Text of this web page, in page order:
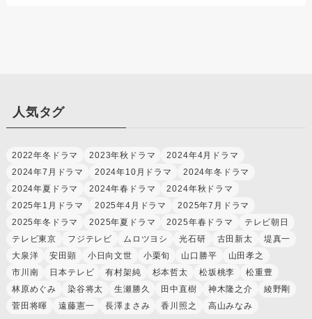
人気タグ
2022年冬ドラマ 2023年秋ドラマ
2024年4月ドラマ
2024年7月ドラマ
2024年10月ドラマ
2024年冬ドラマ
2024年夏ドラマ
2024年春ドラマ
2024年秋ドラマ
2025年1月ドラマ
2025年4月ドラマ
2025年7月ドラマ
2025年冬ドラマ
2025年夏ドラマ 2025年春ドラマ
テレビ朝日
テレビ東京
フジテレビ ムロツヨシ 光石研 古田新太
堤真一
大泉洋
安田顕 小日向文世 小栗旬 山口勝平
山田孝之
市川南
日本テレビ 有村架純 杉本哲太 松坂桃李
松重豊
林原めぐみ
染谷将太 生瀬勝久 田中直樹 神木隆之介
綾野剛
菅田将暉
遠藤憲一 長澤まさみ 香川照之 高山みなみ